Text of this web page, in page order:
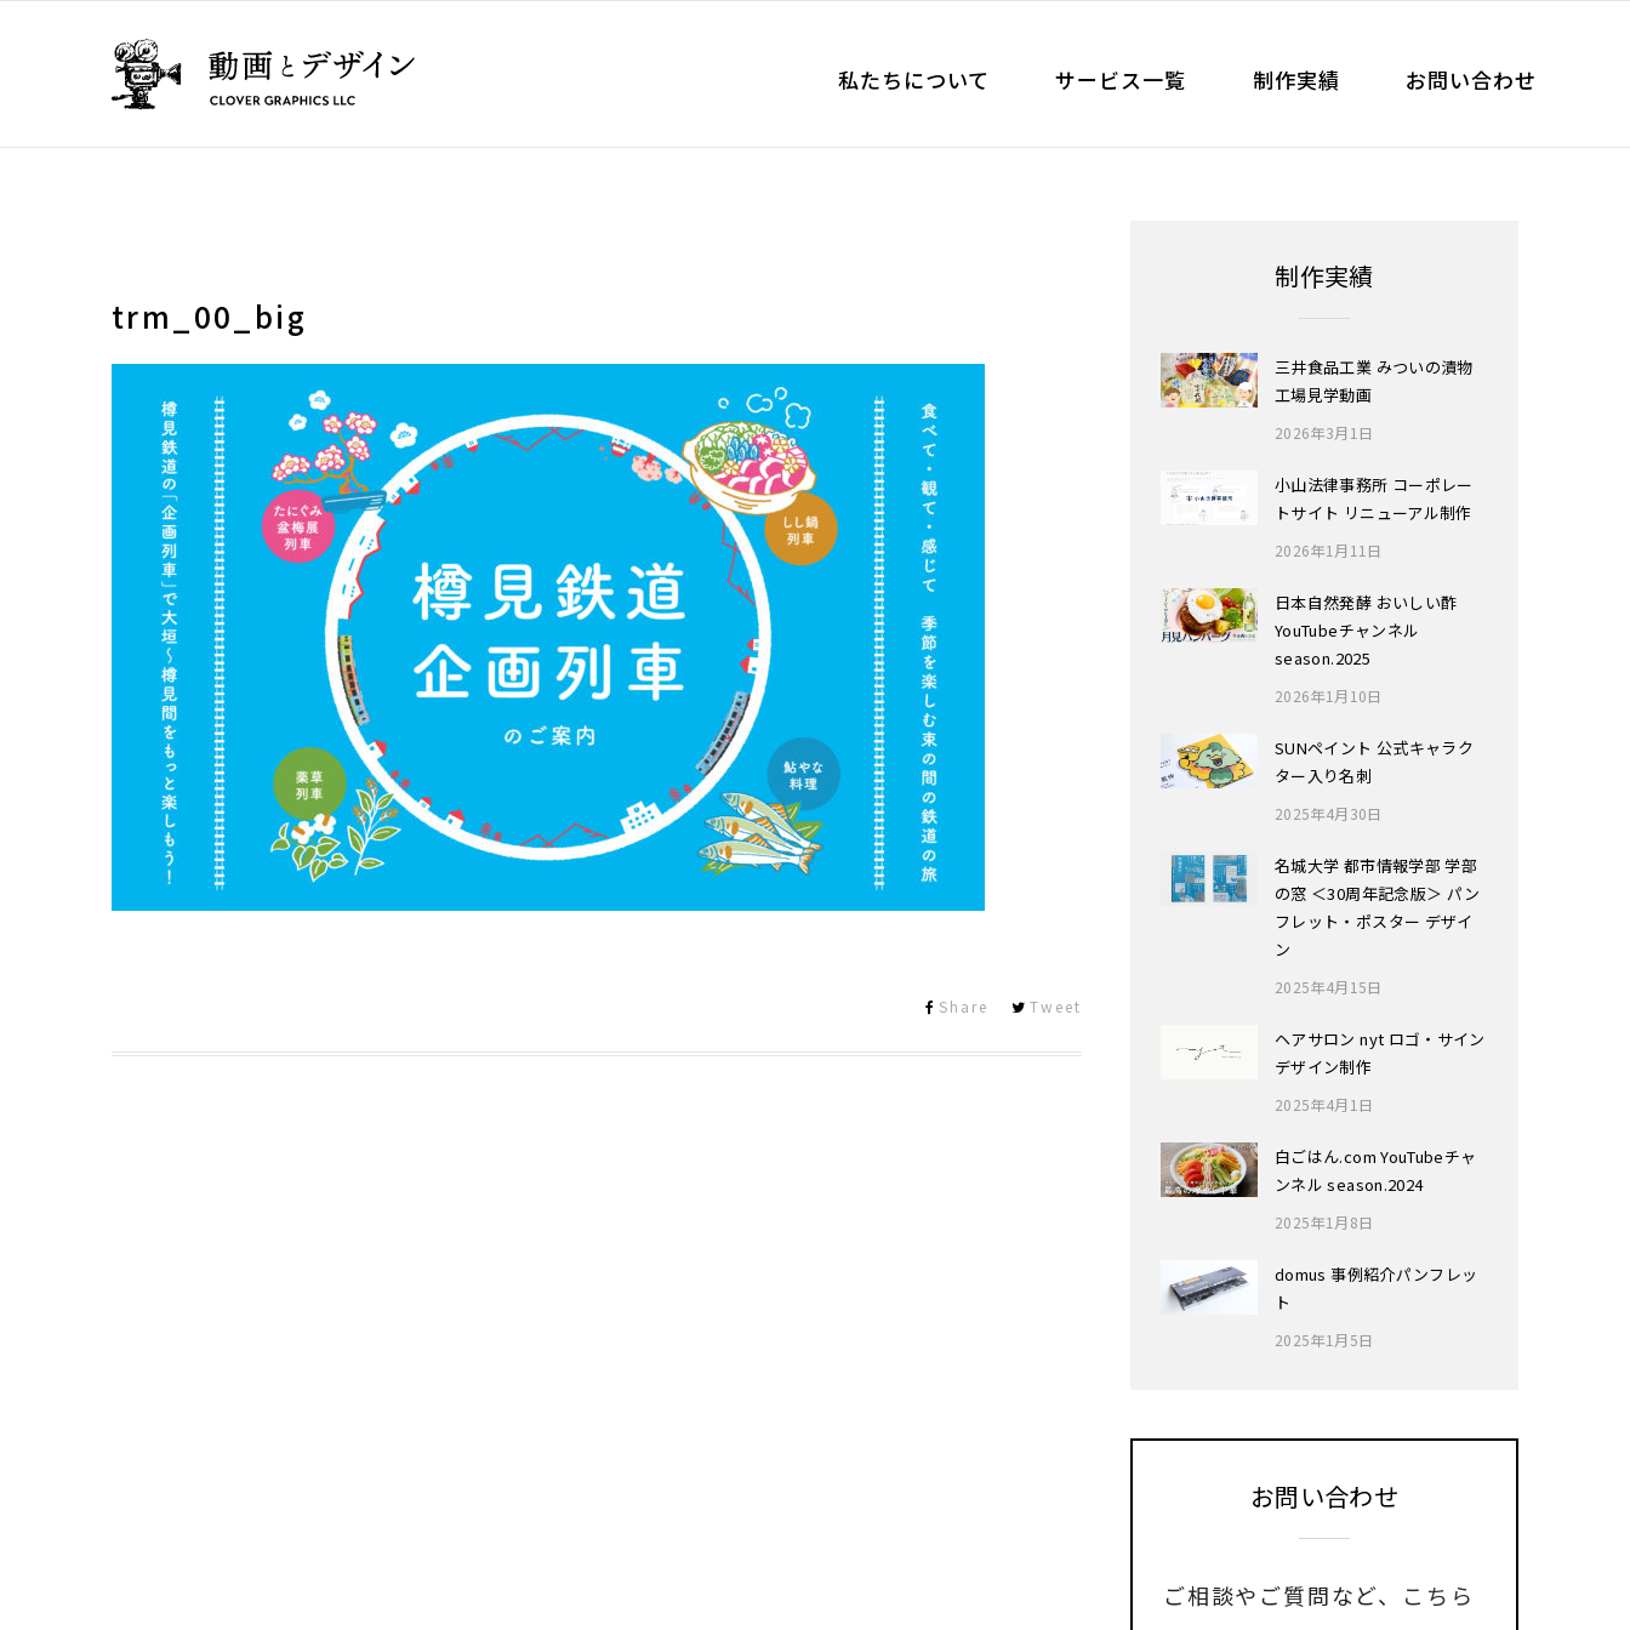
私たちについて サービス一覧 制作実績 お問い合わせ
trm_00_big
Share Tweet
制作実績
三井食品工業 みついの漬物
工場見学動画
2026年3月1日
小山法律事務所 コーポレー
トサイト リニューアル制作
2026年1月11日
日本自然発酵 おいしい酢
YouTubeチャンネル
season.2025
2026年1月10日
SUNペイント 公式キャラク
ター入り名刺
2025年4月30日
名城大学 都市情報学部 学部
の窓 ＜30周年記念版＞ パン
フレット・ポスター デザイ
ン
2025年4月15日
ヘアサロン nyt ロゴ・サイン
デザイン制作
2025年4月1日
白ごはん.com YouTubeチャ
ンネル season.2024
2025年1月8日
domus 事例紹介パンフレッ
ト
2025年1月5日
お問い合わせ
ご相談やご質問など、
こちら